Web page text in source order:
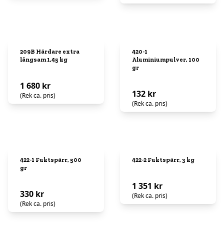
209B Härdare extra
långsam 1,45 kg
1 680 kr
(Rek ca. pris)
420-1
Aluminiumpulver, 100
gr
132 kr
(Rek ca. pris)
422-1 Fuktspärr, 500
gr
330 kr
(Rek ca. pris)
422-2 Fuktspärr, 3 kg
1 351 kr
(Rek ca. pris)